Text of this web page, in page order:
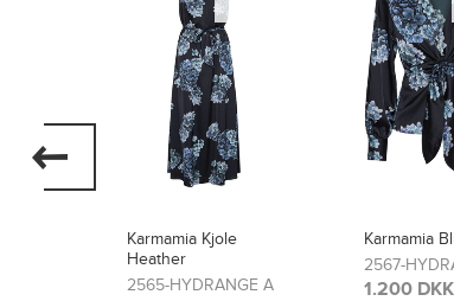
HYDRANGE A
Karmamia Bluse Blair
2567-HYDRANGE A
1.200 DKK